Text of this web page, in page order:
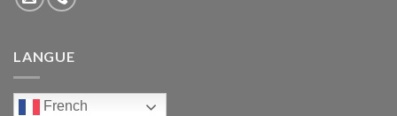
LANGUE
French